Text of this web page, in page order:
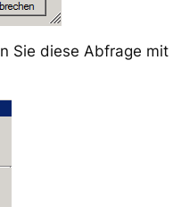
Sie diese Abfrage mit